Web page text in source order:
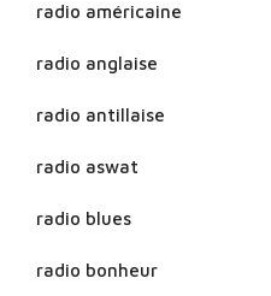
radio américaine
radio anglaise
radio antillaise
radio aswat
radio blues
radio bonheur